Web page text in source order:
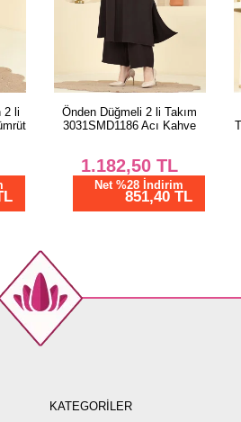
Aksesuar Düğmeli Aerobin
Takım 2621SL432 Koyu Laci
1.125,00 TL
Net %28 İndirim
810,00 TL
KATEGORİLER